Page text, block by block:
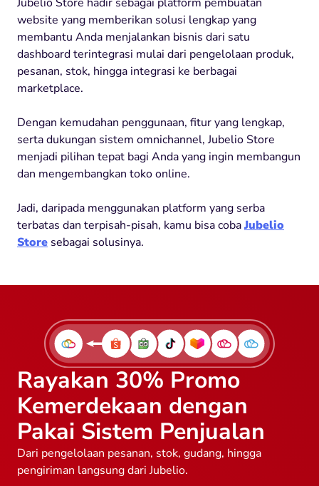
website yang memberikan solusi lengkap yang
membantu Anda menjalankan bisnis dari satu
dashboard terintegrasi mulai dari pengelolaan produk,
pesanan, stok, hingga integrasi ke berbagai
marketplace.
Dengan kemudahan penggunaan, fitur yang lengkap,
serta dukungan sistem omnichannel, Jubelio Store
menjadi pilihan tepat bagi Anda yang ingin membangun
dan mengembangkan toko online.
Jadi, daripada menggunakan platform yang serba
terbatas dan terpisah-pisah, kamu bisa cobaJubelio
Store sebagai solusinya.
Rayakan 30% Promo
Kemerdekaan dengan
Pakai Sistem Penjualan
Dari pengelolaan pesanan, stok, gudang, hingga
pengiriman langsung dari Jubelio.